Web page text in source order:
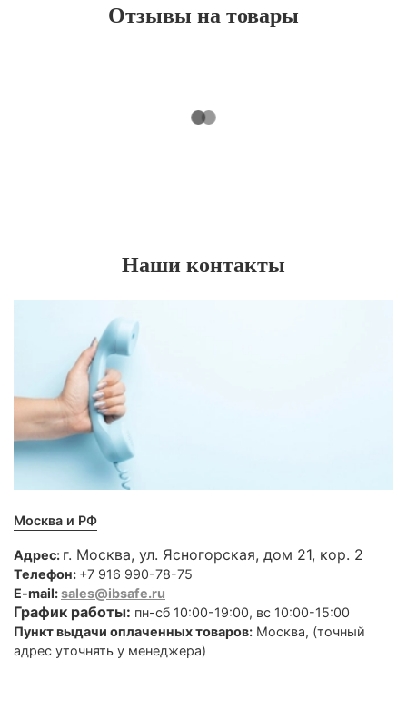
Отзывы на товары
Наши контакты
Москва и РФ
Адрес: г. Москва, ул. Ясногорская, дом 21, кор. 2
Телефон: +7 916 990-78-75
E-mail:sales@ibsafe.ru
График работы: пн-сб 10:00-19:00, вс 10:00-15:00
Пункт выдачи оплаченных товаров: Москва, (точный
адрес уточнять у менеджера)